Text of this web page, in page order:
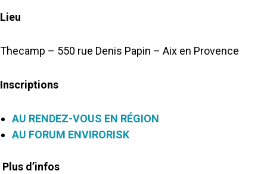
Lieu
Thecamp – 550 rue Denis Papin – Aix en Provence
Inscriptions
AU RENDEZ-VOUS EN RÉGION
AU FORUM ENVIRORISK
Plus d’infos